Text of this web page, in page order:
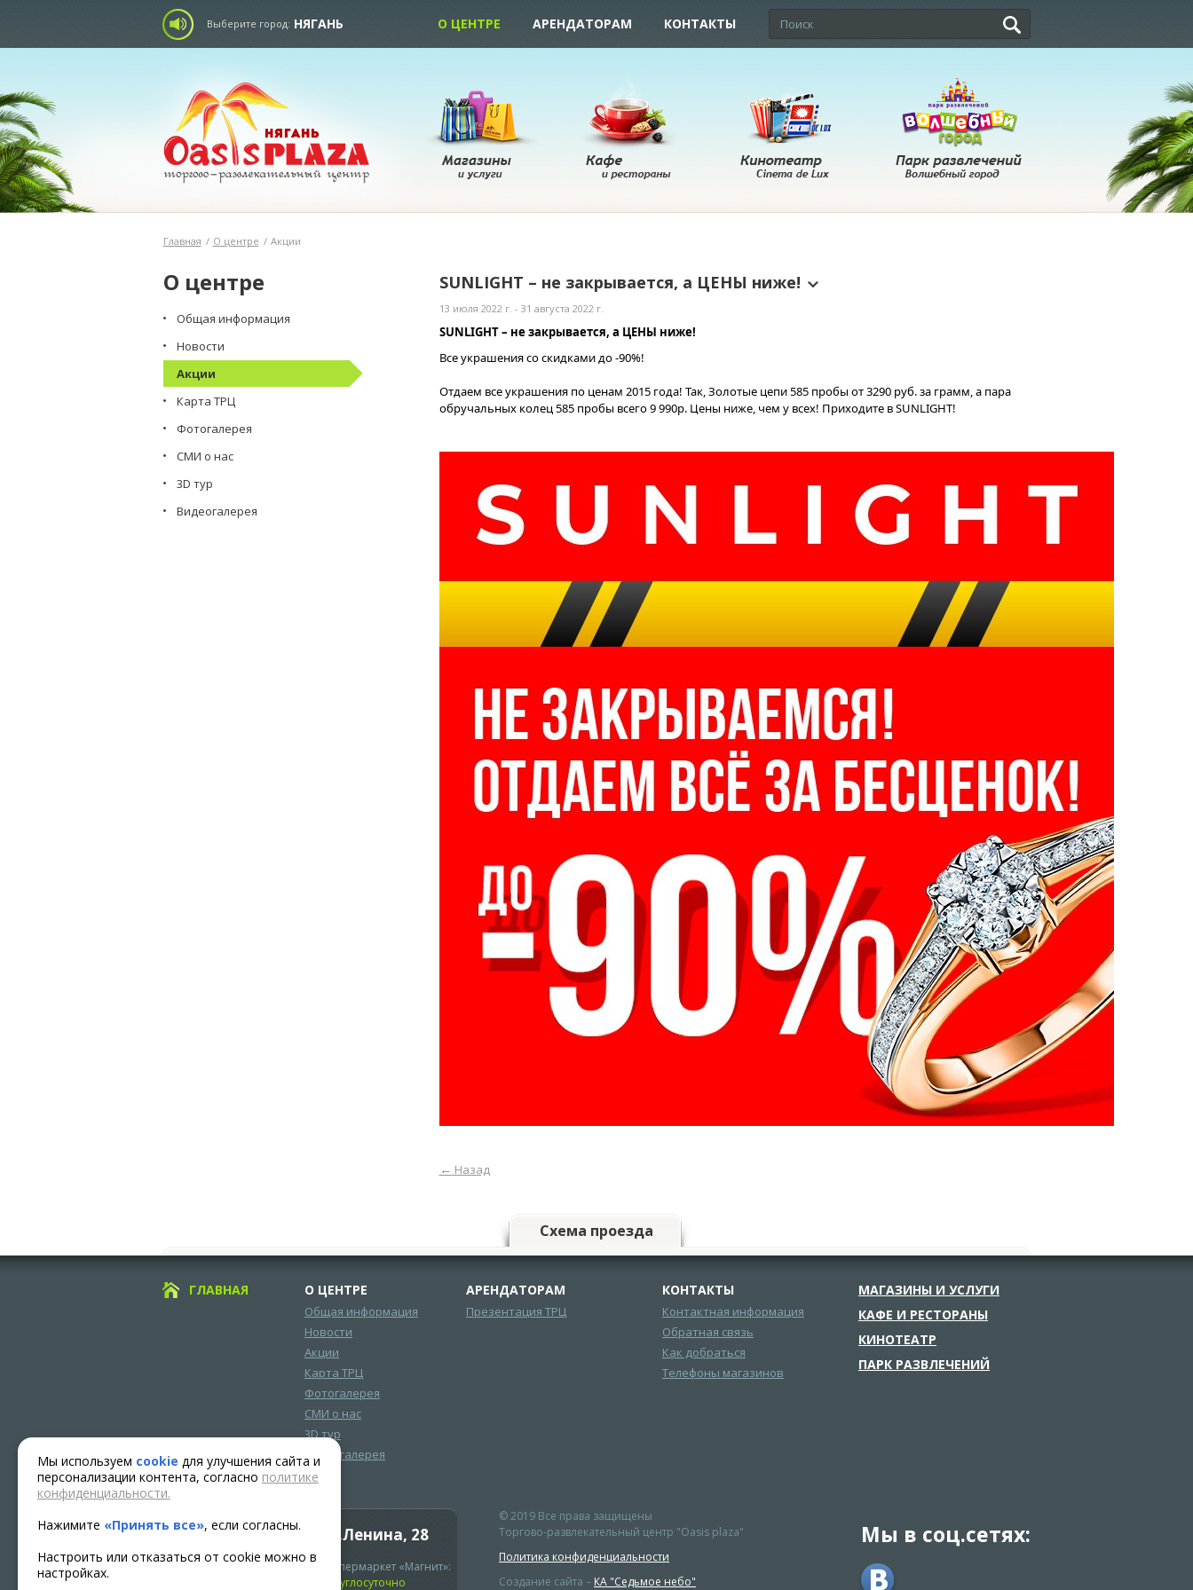
Выберите город: НЯГАНЬ О ЦЕНТРЕ АРЕНДАТОРАМ КОНТАКТЫ
Главная / О центре / Акции
О центре
Общая информация
Новости
Акции
Карта ТРЦ
Фотогалерея
СМИ о нас
3D тур
Видеогалерея
SUNLIGHT – не закрывается, а ЦЕНЫ ниже!
13 июля 2022 г. - 31 августа 2022 г.
SUNLIGHT – не закрывается, а ЦЕНЫ ниже!
Все украшения со скидками до -90%!
Отдаем все украшения по ценам 2015 года! Так, Золотые цепи 585 пробы от 3290 руб. за грамм, а пара
обручальных колец 585 пробы всего 9 990р. Цены ниже, чем у всех! Приходите в SUNLIGHT!
← Назад
Схема проезда
ГЛАВНАЯ О ЦЕНТРЕ
Общая информация
Новости
Акции
Карта ТРЦ
Фотогалерея
СМИ о нас
3D тур
Видеогалерея
АРЕНДАТОРАМ
Презентация ТРЦ
КОНТАКТЫ
Контактная информация
Обратная связь
Как добраться
Телефоны магазинов
МАГАЗИНЫ И УСЛУГИ
КАФЕ И РЕСТОРАНЫ
КИНОТЕАТР
ПАРК РАЗВЛЕЧЕНИЙ
Адрес: г.Нягань, ул.Ленина, 28
Часы работы:
Гипермаркет «Магнит»:
Круглосуточно
© 2019 Все права защищены
Торгово-развлекательный центр "Oasis plaza"
Политика конфиденциальности
Создание сайта – КА "Седьмое небо"
Мы в соц.сетях:
Мы используем cookie для улучшения сайта и
персонализации контента, согласно политике
конфиденциальности.
Нажимите «Принять все», если согласны.
Настроить или отказаться от cookie можно в
настройках.